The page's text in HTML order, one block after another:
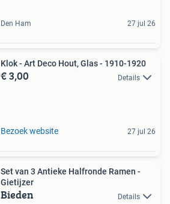
Den Ham 27 jul 26
Klok - Art Deco Hout, Glas - 1910-1920
€ 3,00 Details
Bezoek website 27 jul 26
Set van 3 Antieke Halfronde Ramen -
Gietijzer
Bieden Details